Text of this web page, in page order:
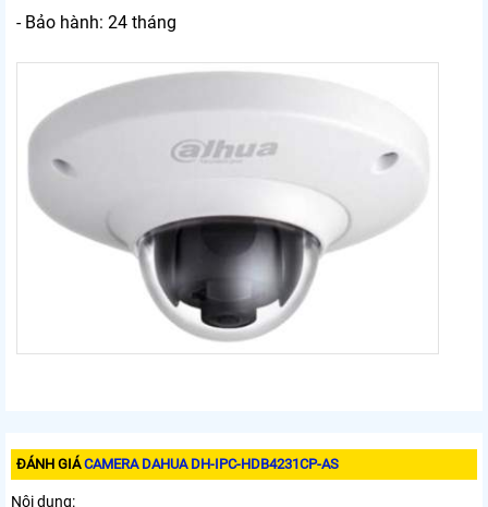
- Bảo hành: 24 tháng
ĐÁNH GIÁCAMERA DAHUA DH-IPC-HDB4231CP-AS
Nội dung: